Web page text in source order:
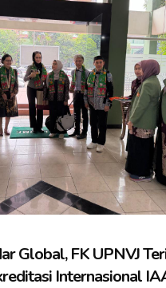
Global, FK UPNVJ
Internasional